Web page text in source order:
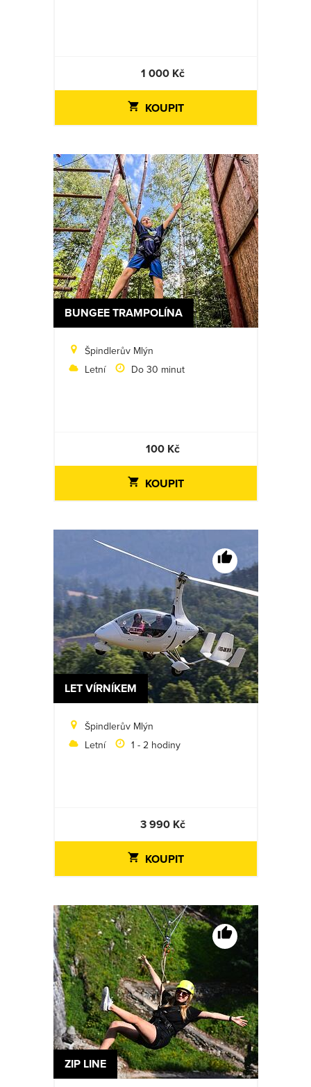
1 000 Kč
KOUPIT
BUNGEE TRAMPOLÍNA
Špindlerův Mlýn
Letní
Do 30 minut
100 Kč
KOUPIT
LET VÍRNÍKEM
Špindlerův Mlýn
Letní
1 - 2 hodiny
3 990 Kč
KOUPIT
ZIP LINE